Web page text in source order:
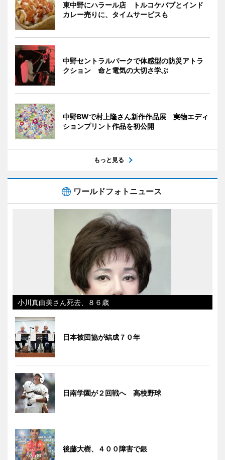
東中野にハラール店 トルコケバブとインド
カレー売りに、タイムサービスも
中野セントラルパークで体感型の防災アトラ
クション 命と電気の大切さ学ぶ
中野BWで村上隆さん新作作品展 実物エディ
ションプリント作品を初公開
もっと見る
ワールドフォトニュース
小川真由美さん死去、８６歳
日本被団協が結成７０年
日南学園が２回戦へ 高校野球
後藤大樹、４００障害で銀